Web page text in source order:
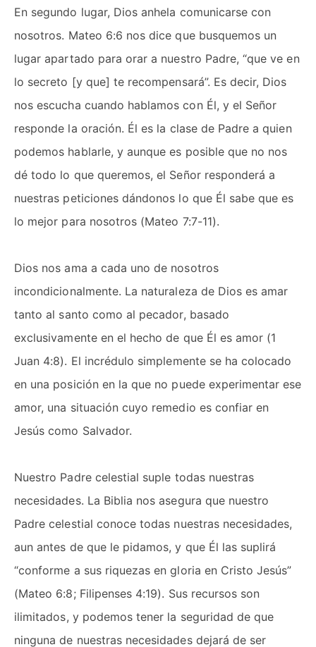
En segundo lugar, Dios anhela comunicarse con
nosotros. Mateo 6:6 nos dice que busquemos un
lugar apartado para orar a nuestro Padre, “que ve en
lo secreto [y que] te recompensará”. Es decir, Dios
nos escucha cuando hablamos con Él, y el Señor
responde la oración. Él es la clase de Padre a quien
podemos hablarle, y aunque es posible que no nos
dé todo lo que queremos, el Señor responderá a
nuestras peticiones dándonos lo que Él sabe que es
lo mejor para nosotros (Mateo 7:7-11).
Dios nos ama a cada uno de nosotros
incondicionalmente. La naturaleza de Dios es amar
tanto al santo como al pecador, basado
exclusivamente en el hecho de que Él es amor (1
Juan 4:8). El incrédulo simplemente se ha colocado
en una posición en la que no puede experimentar ese
amor, una situación cuyo remedio es confiar en
Jesús como Salvador.
Nuestro Padre celestial suple todas nuestras
necesidades. La Biblia nos asegura que nuestro
Padre celestial conoce todas nuestras necesidades,
aun antes de que le pidamos, y que Él las suplirá
“conforme a sus riquezas en gloria en Cristo Jesús”
(Mateo 6:8; Filipenses 4:19). Sus recursos son
ilimitados, y podemos tener la seguridad de que
ninguna de nuestras necesidades dejará de ser